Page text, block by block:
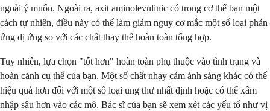
ngoài ý muốn. Ngoài ra, axit aminolevulinic có trong cơ thể bạn một
cách tự nhiên, điều này có thể làm giảm nguy cơ mắc một số loại phản
ứng dị ứng so với các chất thay thế hoàn toàn tổng hợp.
Tuy nhiên, lựa chọn "tốt hơn" hoàn toàn phụ thuộc vào tình trạng và
hoàn cảnh cụ thể của bạn. Một số chất nhạy cảm ánh sáng khác có thể
hiệu quả hơn đối với một số loại ung thư nhất định hoặc có thể xâm
nhập sâu hơn vào các mô. Bác sĩ của bạn sẽ xem xét các yếu tố như vị